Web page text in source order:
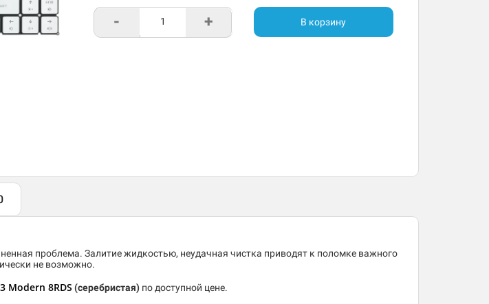
- + В корзину
проблема. Залитие жидкостью, неудачная чистка приводят к поломке важного
не возможно.
Modern 8RDS (серебристая) по доступной цене.